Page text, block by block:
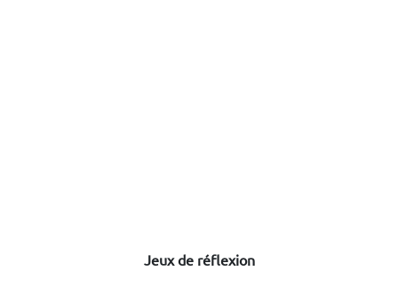
Jeux de réflexion